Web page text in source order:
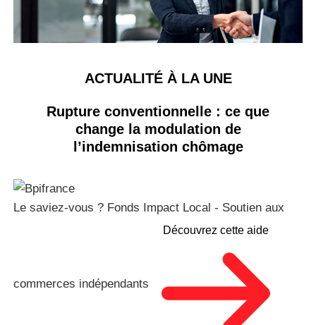
ACTUALITÉ À LA UNE
Rupture conventionnelle : ce que
change la modulation de
l’indemnisation chômage
Le saviez-vous ? Fonds Impact Local - Soutien aux
commerces indépendants
Découvrez cette aide